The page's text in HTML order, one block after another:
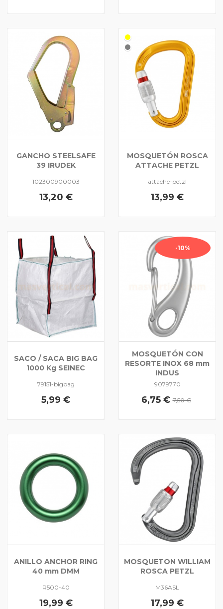
GANCHO STEELSAFE
39 IRUDEK
102300900003
13,20 €
MOSQUETÓN ROSCA
ATTACHE PETZL
attache-petzl
13,99 €
SACO / SACA BIG BAG
1000 Kg SEINEC
79151-bigbag
5,99 €
-10%
MOSQUETÓN CON
RESORTE INOX 68 mm
INDUS
9079770
6,75 €7,50 €
ANILLO ANCHOR RING
40 mm DMM
R500-40
19,99 €
MOSQUETON WILLIAM
ROSCA PETZL
M36ASL
17,99 €